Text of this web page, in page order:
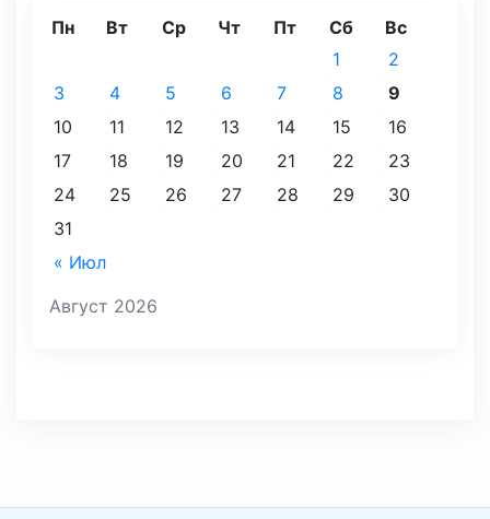
Август 2026
Пн Вт Ср Чт Пт Сб Вс
« Июл
1
2
3
4 5 6 7 8
9
10
11 12 13 14 15
16
17
18 19 20 21 22
23
24
25 26 27 28 29
30
31